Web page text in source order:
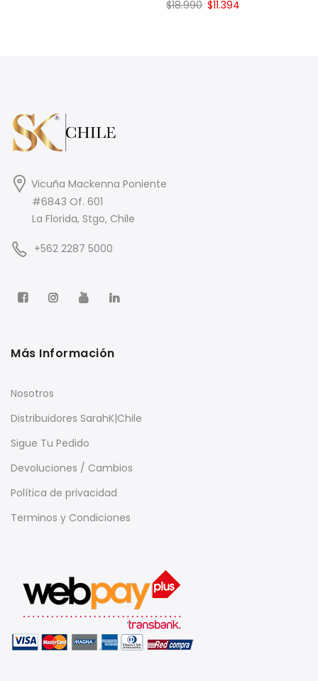
$18.990 $11.394
Vicuña Mackenna Poniente
#6843 Of. 601
La Florida, Stgo, Chile
+562 2287 5000
Más Información
Nosotros
Distribuidores SarahK|Chile
Sigue Tu Pedido
Devoluciones / Cambios
Política de privacidad
Terminos y Condiciones